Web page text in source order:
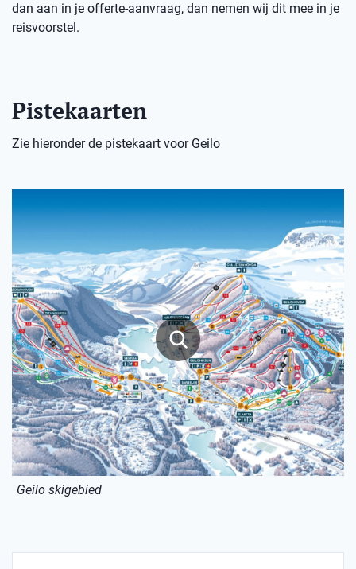
dan aan in je offerte-aanvraag, dan nemen wij dit mee in je
reisvoorstel.
Pistekaarten
Zie hieronder de pistekaart voor Geilo
Geilo skigebied